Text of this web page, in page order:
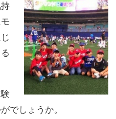
でしょうか。